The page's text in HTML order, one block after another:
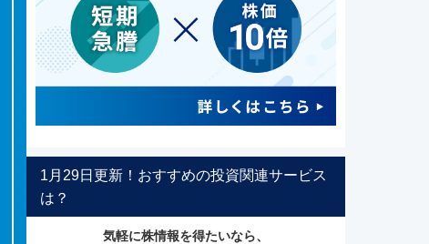
1月29日更新！おすすめの投資関連サービス
は？
気軽に株情報を得たいなら、